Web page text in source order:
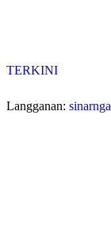
TERKINI
Langganan: